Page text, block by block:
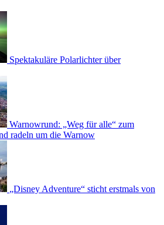
Spektakuläre Polarlichter über
Warnowrund: „Weg für alle“ zum
radeln um die Warnow
„Disney Adventure“ sticht erstmals von